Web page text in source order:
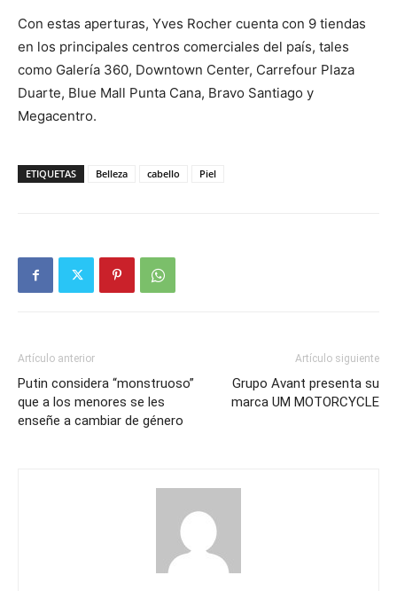
Con estas aperturas, Yves Rocher cuenta con 9 tiendas
en los principales centros comerciales del país, tales
como Galería 360, Downtown Center, Carrefour Plaza
Duarte, Blue Mall Punta Cana, Bravo Santiago y
Megacentro.
ETIQUETAS Belleza cabello Piel
Artículo anterior
Putin considera “monstruoso”
que a los menores se les
enseñe a cambiar de género
Artículo siguiente
Grupo Avant presenta su
marca UM MOTORCYCLE